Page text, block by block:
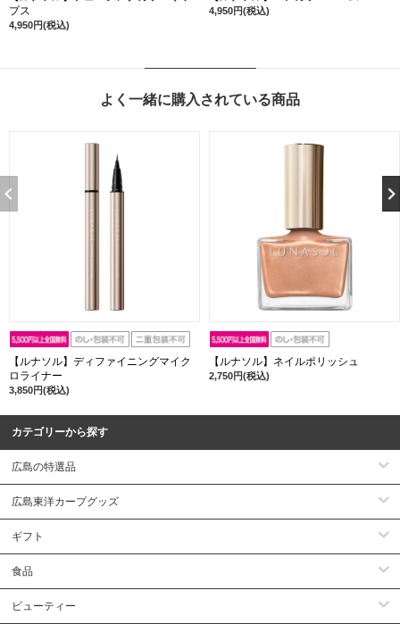
プス
4,950円(税込)
4,950円(税込)
よく一緒に購入されている商品
【ルナソル】ディファイニングマイク
ロライナー
3,850円(税込)
【ルナソル】ネイルポリッシュ
2,750円(税込)
カテゴリーから探す
広島の特選品
広島東洋カープグッズ
ギフト
食品
ビューティー